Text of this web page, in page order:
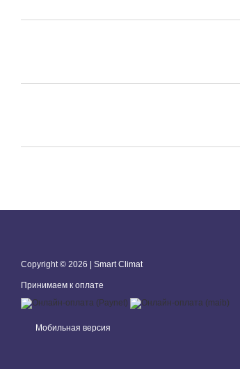
Copyright © 2026 | Smart Climat
Принимаем к оплате
Мобильная версия